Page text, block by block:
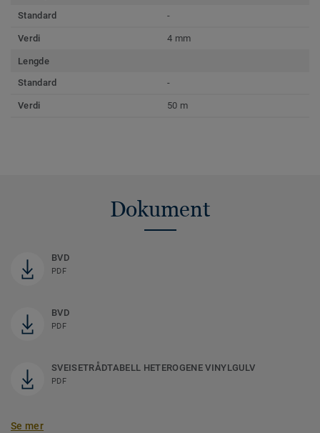
Standard
-
Verdi 4 mm
Lengde
Standard
-
Verdi 50 m
Dokument
BVD
PDF
BVD
PDF
SVEISETRÅDTABELL HETEROGENE VINYLGULV
PDF
Se mer